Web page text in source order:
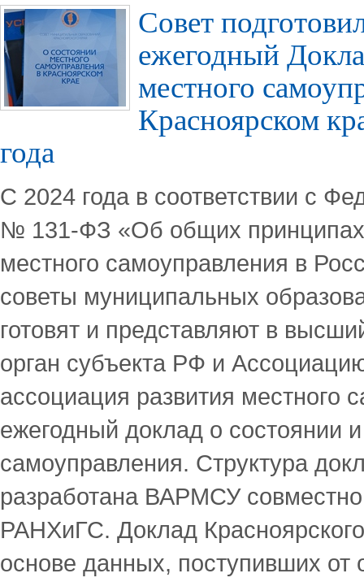
Совет
ежегодный
местного
Красноярском
года
С 2024 года в соответствии с
№ 131-ФЗ «Об общих принципах
местного самоуправления в
советы муниципальных
готовят и представляют в
орган субъекта РФ и
ассоциация развития местного
ежегодный доклад о состоянии
самоуправления. Структура
разработана ВАРМСУ
РАНХиГС. Доклад
основе данных, поступивших от